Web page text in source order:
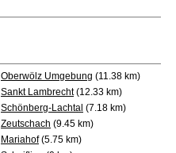
Oberwölz Umgebung (11.38 km)
Sankt Lambrecht(12.33 km)
Schönberg-Lachtal (7.18 km)
Zeutschach (9.45 km)
Mariahof(5.75 km)